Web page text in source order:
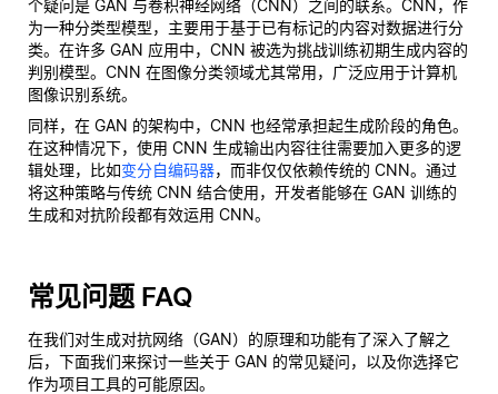
个疑问是 GAN 与卷积神经网络（CNN）之间的联系。CNN，作
为一种分类型模型，主要用于基于已有标记的内容对数据进行分
类。在许多 GAN 应用中，CNN 被选为挑战训练初期生成内容的
判别模型。CNN 在图像分类领域尤其常用，广泛应用于计算机
图像识别系统。
同样，在 GAN 的架构中，CNN 也经常承担起生成阶段的角色。
在这种情况下，使用 CNN 生成输出内容往往需要加入更多的逻
辑处理，比如变分自编码器，而非仅仅依赖传统的 CNN。通过
将这种策略与传统 CNN 结合使用，开发者能够在 GAN 训练的
生成和对抗阶段都有效运用 CNN。
常见问题 FAQ
在我们对生成对抗网络（GAN）的原理和功能有了深入了解之
后，下面我们来探讨一些关于 GAN 的常见疑问，以及你选择它
作为项目工具的可能原因。